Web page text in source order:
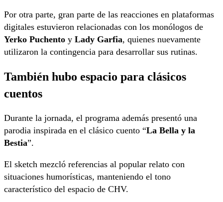
Por otra parte, gran parte de las reacciones en plataformas
digitales estuvieron relacionadas con los monólogos de
Yerko Puchento y Lady Garfia, quienes nuevamente
utilizaron la contingencia para desarrollar sus rutinas.
También hubo espacio para clásicos
cuentos
Durante la jornada, el programa además presentó una
parodia inspirada en el clásico cuento “La Bella y la
Bestia”.
El sketch mezcló referencias al popular relato con
situaciones humorísticas, manteniendo el tono
característico del espacio de CHV.